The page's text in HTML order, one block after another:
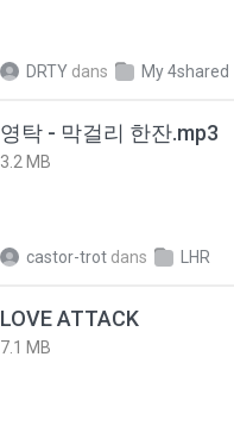
DRTY dans My 4shared
영탁 - 막걸리 한잔.mp3
3.2 MB
castor-trot dans LHR
LOVE ATTACK
7.1 MB